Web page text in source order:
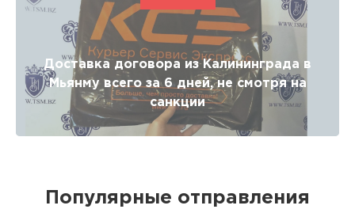
Доставка договора из Калининграда в
Мьянму всего за 6 дней, не смотря на
санкции
Популярные отправления